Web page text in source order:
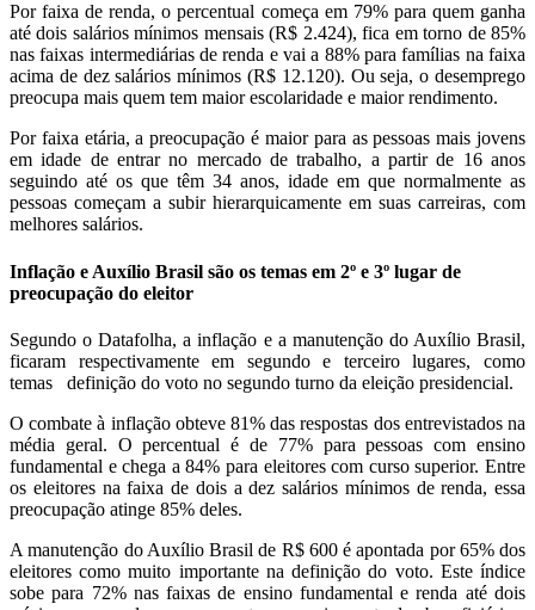
Por faixa de renda, o percentual começa em 79% para quem ganha
até dois salários mínimos mensais (R$ 2.424), fica em torno de 85%
nas faixas intermediárias de renda e vai a 88% para famílias na faixa
acima de dez salários mínimos (R$ 12.120). Ou seja, o desemprego
preocupa mais quem tem maior escolaridade e maior rendimento.
Por faixa etária, a preocupação é maior para as pessoas mais jovens
em idade de entrar no mercado de trabalho, a partir de 16 anos
seguindo até os que têm 34 anos, idade em que normalmente as
pessoas começam a subir hierarquicamente em suas carreiras, com
melhores salários.
Inflação e Auxílio Brasil são os temas em 2º e 3º lugar de
preocupação do eleitor
Segundo o Datafolha, a inflação e a manutenção do Auxílio Brasil,
ficaram respectivamente em segundo e terceiro lugares, como
temas definição do voto no segundo turno da eleição presidencial.
O combate à inflação obteve 81% das respostas dos entrevistados na
média geral. O percentual é de 77% para pessoas com ensino
fundamental e chega a 84% para eleitores com curso superior. Entre
os eleitores na faixa de dois a dez salários mínimos de renda, essa
preocupação atinge 85% deles.
A manutenção do Auxílio Brasil de R$ 600 é apontada por 65% dos
eleitores como muito importante na definição do voto. Este índice
sobe para 72% nas faixas de ensino fundamental e renda até dois